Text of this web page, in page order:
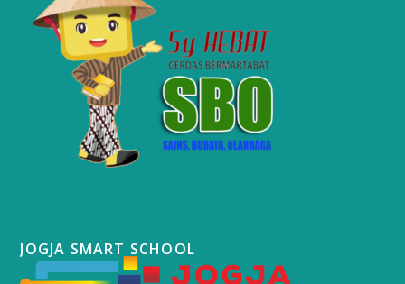
JOGJA SMART SCHOOL